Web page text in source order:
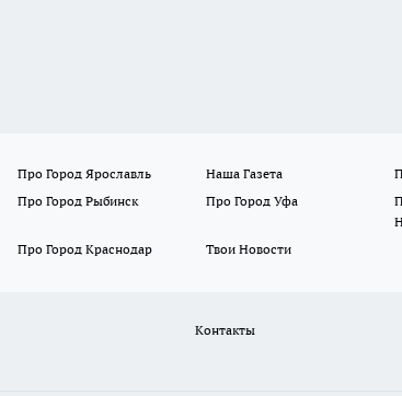
Про Город Ярославль Наша Газета
Про Город Рыбинск Про Город Уфа
Про Город Краснодар Твои Новости
Контакты